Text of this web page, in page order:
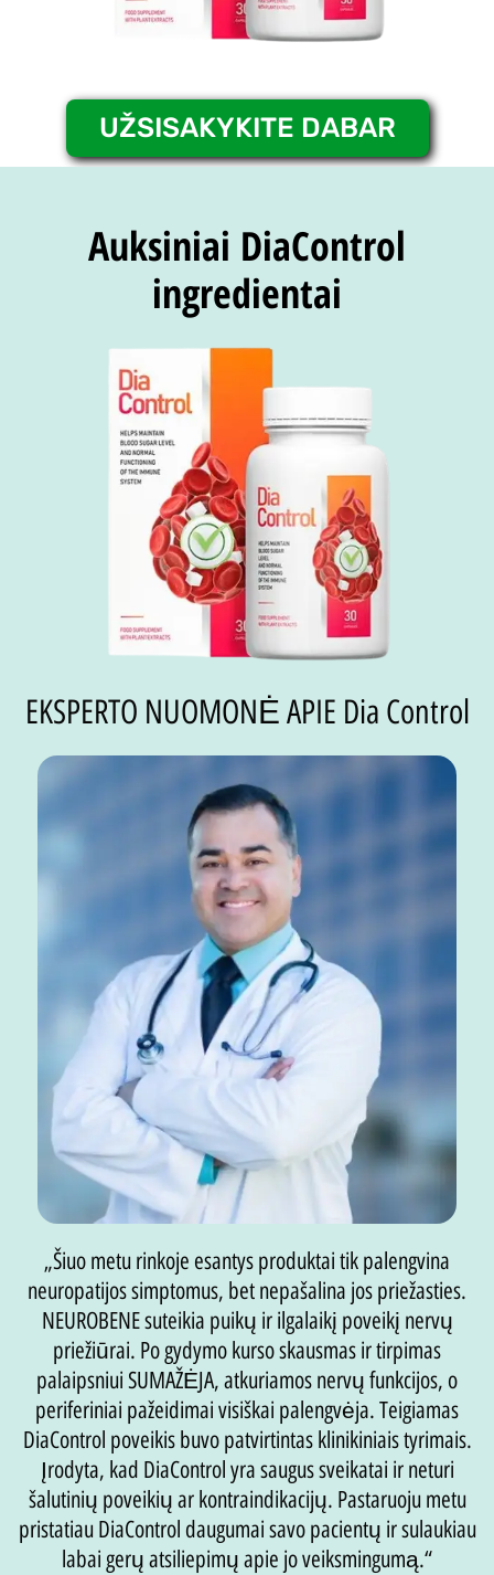
UŽSISAKYKITE DABAR
Auksiniai DiaControl
ingredientai
EKSPERTO NUOMONĖ APIE Dia Control
„Šiuo metu rinkoje esantys produktai tik palengvina
neuropatijos simptomus, bet nepašalina jos priežasties.
NEUROBENE suteikia puikų ir ilgalaikį poveikį nervų
priežiūrai. Po gydymo kurso skausmas ir tirpimas
palaipsniui SUMAŽĖJA, atkuriamos nervų funkcijos, o
periferiniai pažeidimai visiškai palengvėja. Teigiamas
DiaControl poveikis buvo patvirtintas klinikiniais tyrimais.
Įrodyta, kad DiaControl yra saugus sveikatai ir neturi
šalutinių poveikių ar kontraindikacijų. Pastaruoju metu
pristatiau DiaControl daugumai savo pacientų ir sulaukiau
labai gerų atsiliepimų apie jo veiksmingumą.“